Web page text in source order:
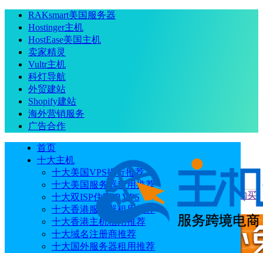
RAKsmart美国服务器
Hostinger主机
HostEase美国主机
卖家精灵
Vultr主机
科灯导航
外贸建站
Shopify建站
海外营销服务
广告合作
首页
十大主机
十大美国VPS排行推荐
十大美国服务器租用推荐
十大双ISP住宅IP VPS
十大香港服务器租用推荐
十大香港主机租用推荐
十大域名注册商推荐
十大国外服务器租用推荐
当前位置：首页 主机教程 AccuWebHosting国外虚拟主机购买